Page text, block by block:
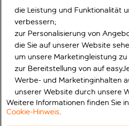
die Leistung und Funktionalität
verbessern;
zur Personalisierung von
die Sie auf unserer Website
um unsere Marketingleistung zu
zur Bereitstellung von auf
Werbe- und Marketinginhalten
unserer Website durch unsere
Weitere Informationen finden Sie
Cookie-Hinweis.